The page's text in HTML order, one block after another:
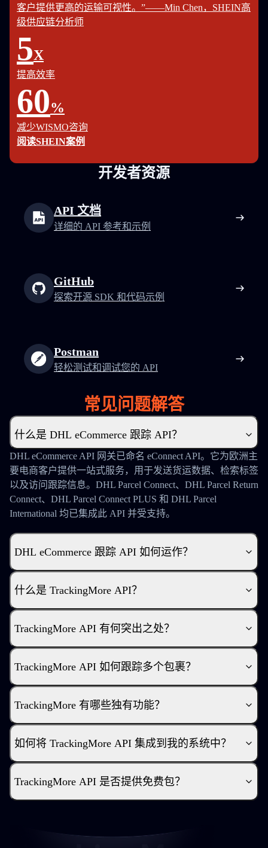
客户提供更高的运输可视性。”——Min Chen，SHEIN高
级供应链分析师
5X
提高效率
60%
减少WISMO咨询
阅读SHEIN案例
开发者资源
API 文档
详细的 API 参考和示例
GitHub
探索开源 SDK 和代码示例
Postman
轻松测试和调试您的 API
常见问题解答
什么是 DHL eCommerce 跟踪 API？
DHL eCommerce API 网关已命名 eConnect API。它为欧洲主
要电商客户提供一站式服务，用于发送货运数据、检索标签
以及访问跟踪信息。DHL Parcel Connect、DHL Parcel Return
Connect、DHL Parcel Connect PLUS 和 DHL Parcel
International 均已集成此 API 并受支持。
DHL eCommerce 跟踪 API 如何运作？
什么是 TrackingMore API？
TrackingMore API 有何突出之处？
TrackingMore API 如何跟踪多个包裹？
TrackingMore 有哪些独有功能？
如何将 TrackingMore API 集成到我的系统中？
TrackingMore API 是否提供免费包？